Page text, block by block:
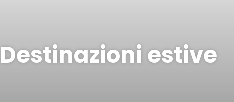
Destinazioni estive